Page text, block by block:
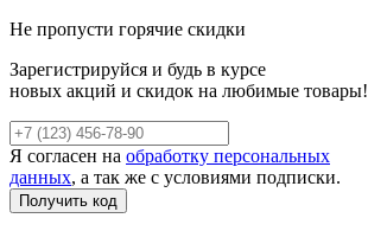
Не пропусти горячие скидки
Зарегистрируйся и будь в курсе
новых акций и скидок на любимые товары!
Я согласен на обработку персональных
данных, а так же с условиями подписки.